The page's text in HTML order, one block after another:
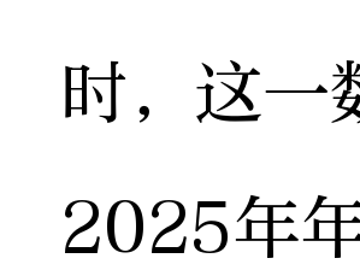
时，这
2025年